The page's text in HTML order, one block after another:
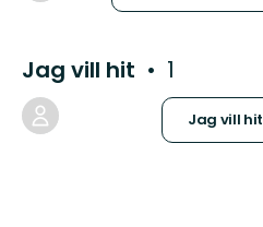
Jag vill hit 1
Jag vill hit